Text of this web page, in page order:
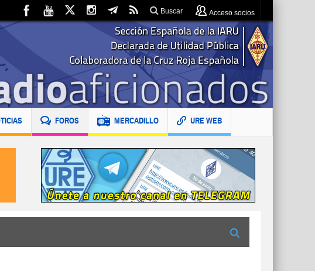
Buscar Acceso socios
FOROS MERCADILLO URE WEB